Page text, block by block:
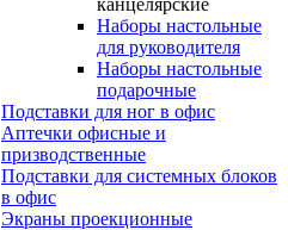
канцелярские
Наборы настольные
для руководителя
Наборы настольные
подарочные
Подставки для ног в офис
Аптечки офисные и
призводственные
Подставки для системных блоков
в офис
Экраны проекционные